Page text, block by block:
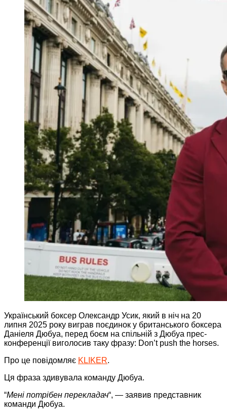
Український боксер Олександр Усик, який в ніч на 20
липня 2025 року виграв поєдинок у британського боксера
Даніеля Дюбуа, перед боєм на спільній з Дюбуа прес-
конференції виголосив таку фразу: Don’t push the horses.
Про це повідомляє KLIKER.
Ця фраза здивувала команду Дюбуа.
“Мені потрібен перекладач“, — заявив представник
команди Дюбуа.